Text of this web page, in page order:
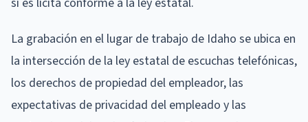
La grabación en el lugar de trabajo de Idaho se ubica en
la intersección de la ley estatal de escuchas telefónicas,
los derechos de propiedad del empleador, las
expectativas de privacidad del empleado y las